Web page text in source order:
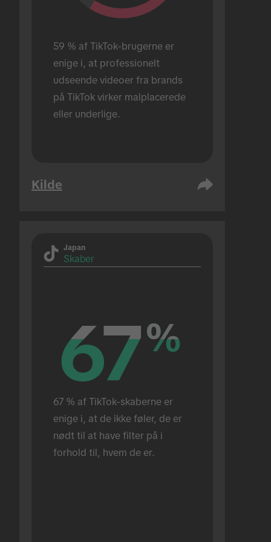
59 % af TikTok-brugerne er
enige i, at professionelt
udseende videoer fra brands
på TikTok virker malplacerede
eller underlige.
Kilde
Japan
Skaber
67%
67%
67 % af TikTok-skaberne er
enige i, at de ikke føler, de er
nødt til at have filter på i
forhold til, hvem de er.